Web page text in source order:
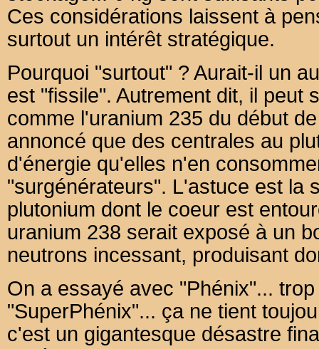
Ces considérations laissent à
surtout un intérêt stratégique.
Pourquoi "surtout" ? Aurait-il un
est "fissile". Autrement dit, il peut
comme l'uranium 235 du début
annoncé que des centrales au
d'énergie qu'elles n'en
"surgénérateurs". L'astuce est la
plutonium dont le coeur est
uranium 238 serait exposé à un
neutrons incessant, produisant
On a essayé avec "Phénix"...
"SuperPhénix"... ça ne tient
c'est un gigantesque désastre